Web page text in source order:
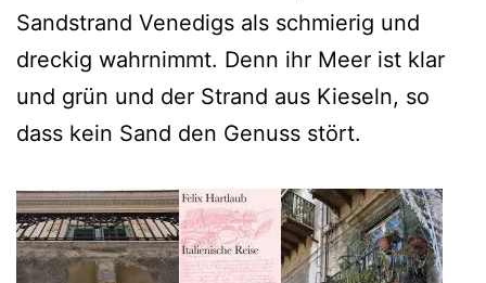
Sandstrand Venedigs als schmierig und
dreckig wahrnimmt. Denn ihr Meer ist klar
und grün und der Strand aus Kieseln, so
dass kein Sand den Genuss stört.